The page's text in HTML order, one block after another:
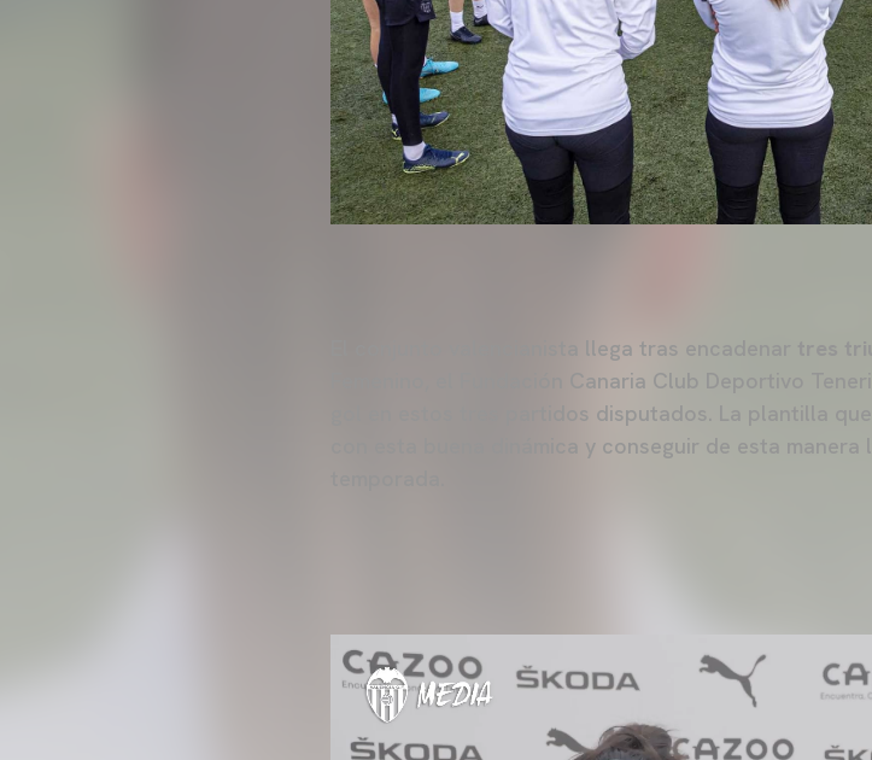
El conjunto valencianista llega tras encadenar
Femenino, el Fundación Canaria Club Deportivo
gol en estos tres partidos disputados. La plantilla
con esta buena dinámica y conseguir de esta